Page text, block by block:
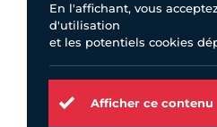
En l'affichant, vous
d'utilisation
et les potentiels cookies
Afficher ce contenu